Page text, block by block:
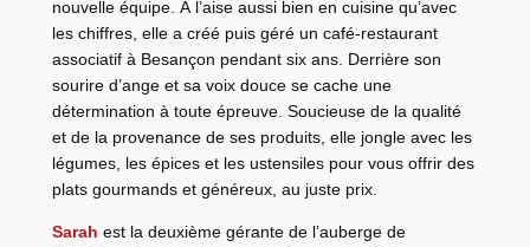
nouvelle équipe. À l’aise aussi bien en cuisine qu’avec
les chiffres, elle a créé puis géré un café-restaurant
associatif à Besançon pendant six ans. Derrière son
sourire d’ange et sa voix douce se cache une
détermination à toute épreuve. Soucieuse de la qualité
et de la provenance de ses produits, elle jongle avec les
légumes, les épices et les ustensiles pour vous offrir des
plats gourmands et généreux, au juste prix.
Sarah est la deuxième gérante de l’auberge de